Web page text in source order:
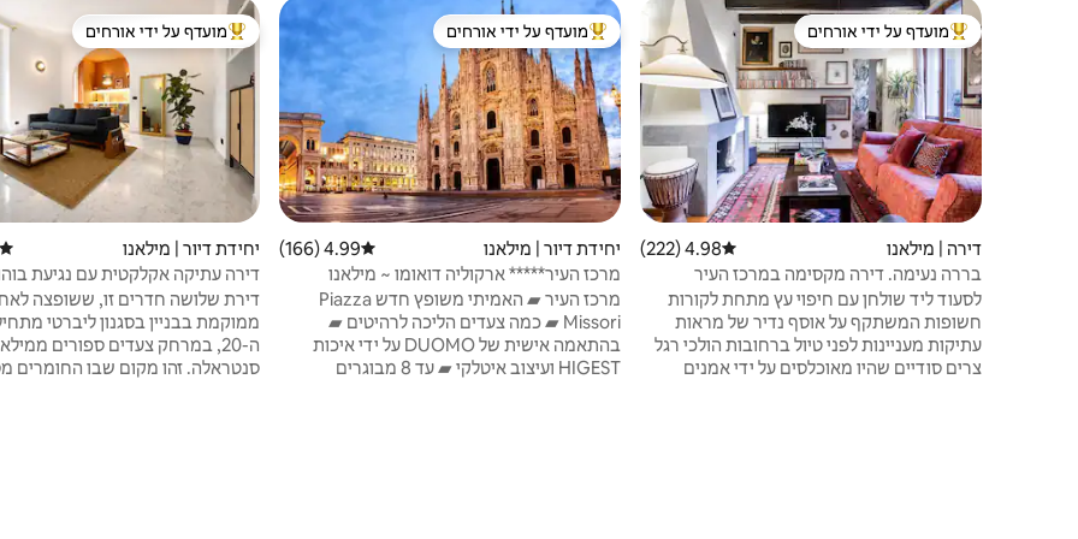
מוביל בקרב נכסים מועדפים על ידי אורחים
מועדף על ידי אורחים
דירה | מילאנו דירוג ממוצע של 4.98 מתוך 5, 222 ביקורות
4.98 (222)
בררה נעימה. דירה מקסימה במרכז העיר
לסעוד ליד שולחן עם חיפוי עץ מתחת לקורות
חשופות המשתקף על אוסף נדיר של מראות
עתיקות מעניינות לפני טיול ברחובות הולכי רגל
צרים סודיים שהיו מאוכלסים על ידי אמנים
מוביל בקרב נכסים מועדפים על ידי אורחים
מועדף על ידי אורחים
יחידת דיור | מילאנו דירוג ממוצע של 4.99 מתוך 5, 166 ביקורות
4.99 (166)
מרכז העיר***** ארקוליה דואומו ~ מילאנו
האמיתית
מרכז העיר ▰ האמיתי משופץ חדש Piazza
Missori ▰ כמה צעדים הליכה לרהיטים ▰
בהתאמה אישית של DUOMO על ידי איכות
HIGEST ועיצוב איטלקי ▰ עד 8 מבוגרים
מוביל בקרב נכסים מועדפים על ידי
מועדף על ידי אורחים
יחידת דיור | מילאנו
דירה עתיקה אקלקטית עם נגיעת
דירת שלושה חדרים זו, ששופצה
ממוקמת בבניין בסגנון ליברטי
ה-20, במרחק צעדים ספורים
סנטראלה. זהו מקום שבו החומרים